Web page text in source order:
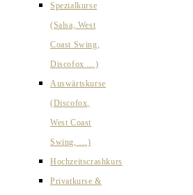
Spezialkurse
(Salsa, West
Coast Swing,
Discofox …)
Auswärtskurse
(Discofox,
West Coast
Swing, …)
Hochzeitscrashkurs
Privatkurse &